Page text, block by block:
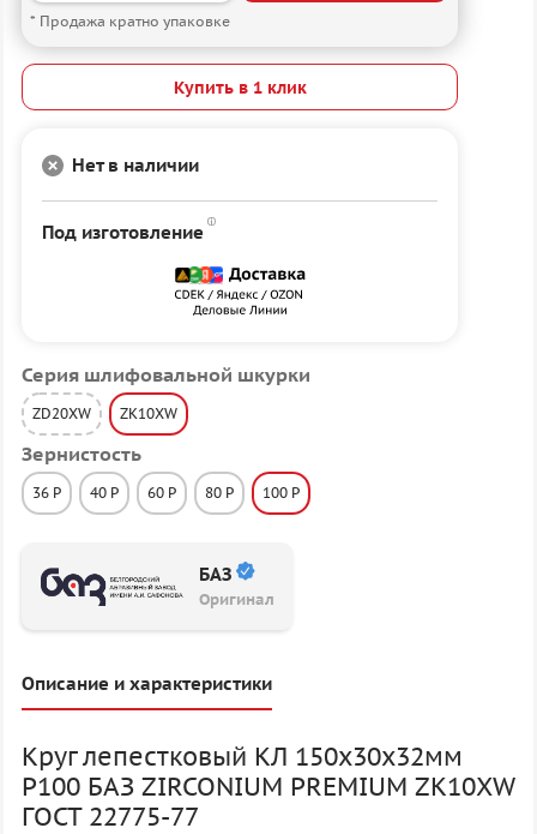
Серия шлифовальной шкурки
ZD20XW ZK10XW
Зернистость
36 P 40 P 60 P 80 P 100 P
БАЗ
Оригинал
* Продажа кратно упаковке
Купить в 1 клик
Нет в наличии
Под изготовление
Описание и характеристики
Круг лепестковый КЛ 150х30х32мм
P100 БАЗ ZIRCONIUM PREMIUM ZK10XW
ГОСТ 22775-77